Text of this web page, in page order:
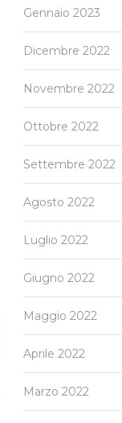
Gennaio 2023
Dicembre 2022
Novembre 2022
Ottobre 2022
Settembre 2022
Agosto 2022
Luglio 2022
Giugno 2022
Maggio 2022
Aprile 2022
Marzo 2022